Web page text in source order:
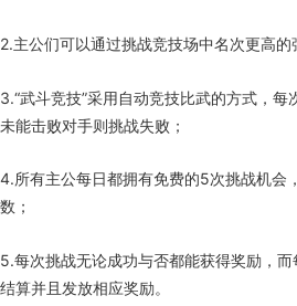
2.主公们可以通过挑战竞技场中名次更高的
3.“武斗竞技”采用自动竞技比武的方式，
未能击败对手则挑战失败；
4.所有主公每日都拥有免费的5次挑战机会
数；
5.每次挑战无论成功与否都能获得奖励，
结算并且发放相应奖励。